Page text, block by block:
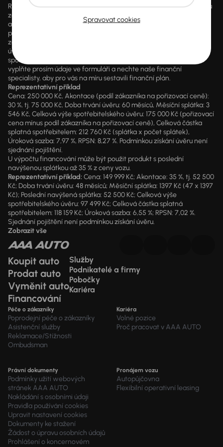
RPSN mohou být důsledkem využití marketingových akcí dle výběru
zákazníka, jako např. sleva z ceny vozidla, výplata hotovosti a další
akční benefity, které může zákazník čerpat dle vlastního výběru. V
případě poskytnutí finanční služby je součástí každé smlouvy
zákonný údaj o výši RPSN a kompletní předsmluvní informace k
úvěru. AURES Holdings a.s. je samostatným zprostředkovatelem
spotřebitelského úvěru. Pokud máte zájem o konkrétní kalkulaci,
vyplňte prosím údaje ve formuláři a nechte naše finanční
specialisty, aby pro vás na míru sestavili finanční plán.
Reprezentativní příklad
Cena: 250 000 Kč, Akontace (podíl zákazníka na pořizovací ceně):
30 %, tj. 75 000 Kč, Doba trvání úvěru: 60 měsíců, Měsíční splátka: 3
546 Kč, Celková výše spotřebitelského úvěru: 175 000 Kč (pořizovací
cena mínus podíl zákazníka na pořizovací ceně), Celková částka
splatná spotřebitelem: 212 760 Kč (splátka x počet splátek),
Úroková sazba: 7,97 %, RPSN: 8,27 %. Podmínkou získání úvěru není
sjednání pojištění.
U výpočtu financování může být použit produkt s poslední
navýšenou splátkou až 35 % z ceny vozu.
Reprezentativní příklad:Cena: 149 999 Kč; Akontace: 35 %, tj. 52 500
Kč; Doba trvání úvěru: 48 měsíců; Měsíční splátka: 1397 Kč (47 x 1397
Kč); Poslední navýšená splátka: 52 500 Kč; Celková výše
spotřebitelského úvěru: 97 499 Kč; Celková částka splatná
spotřebitelem: 118 159 Kč; Úroková sazba: 6,55 %; RPSN: 7,02 %.
Sjednání pojištění není podmínkou získání úvěru.
Zobrazit vše
Koupit auto
Prodat auto
Vyměnit auto
Financování
Služby
Podnikatelé a firmy
Pobočky
Kariéra
Péče o zákazníky
Poprodejní péče o zákazníky
Asistenční služby
Reklamace/Stížnosti
Ombudsman
Kariéra
Volné pozice
Proč pracovat v AAA AUTO
Právní dokumenty
Podmínky užití webových
stránek AAA AUTO
Nakládání s osobními údaji
Pravidla používání cookies
Upravit nastavení cookies
Dokumenty ke stažení
Žádost o úpravu osobních údajů
Prohlášení o koncernovém
Pronájem vozu
Autopůjčovna
Flexibilní operativní leasing
Spravovat cookies